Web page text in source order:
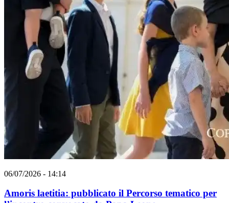
06/07/2026 - 14:14
Amoris laetitia: pubblicato il Percorso tematico per